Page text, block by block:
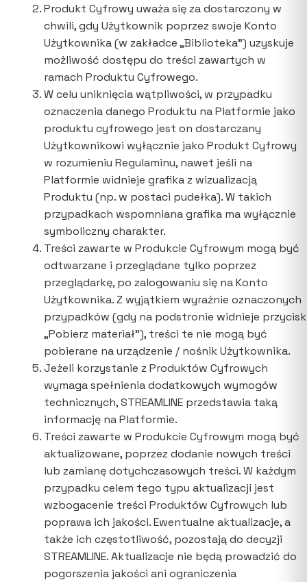
Produkt Cyfrowy uważa się za dostarczony w
chwili, gdy Użytkownik poprzez swoje Konto
Użytkownika (w zakładce „Biblioteka”) uzyskuje
możliwość dostępu do treści zawartych w
ramach Produktu Cyfrowego.
W celu uniknięcia wątpliwości, w przypadku
oznaczenia danego Produktu na Platformie jako
produktu cyfrowego jest on dostarczany
Użytkownikowi wyłącznie jako Produkt Cyfrowy
w rozumieniu Regulaminu, nawet jeśli na
Platformie widnieje grafika z wizualizacją
Produktu (np. w postaci pudełka). W takich
przypadkach wspomniana grafika ma wyłącznie
symboliczny charakter.
Treści zawarte w Produkcie Cyfrowym mogą być
odtwarzane i przeglądane tylko poprzez
przeglądarkę, po zalogowaniu się na Konto
Użytkownika. Z wyjątkiem wyraźnie oznaczonych
przypadków (gdy na podstronie widnieje przycisk
„Pobierz materiał”), treści te nie mogą być
pobierane na urządzenie / nośnik Użytkownika.
Jeżeli korzystanie z Produktów Cyfrowych
wymaga spełnienia dodatkowych wymogów
technicznych, STREAMLINE przedstawia taką
informację na Platformie.
Treści zawarte w Produkcie Cyfrowym mogą być
aktualizowane, poprzez dodanie nowych treści
lub zamianę dotychczasowych treści. W każdym
przypadku celem tego typu aktualizacji jest
wzbogacenie treści Produktów Cyfrowych lub
poprawa ich jakości. Ewentualne aktualizacje, a
także ich częstotliwość, pozostają do decyzji
STREAMLINE. Aktualizacje nie będą prowadzić do
pogorszenia jakości ani ograniczenia